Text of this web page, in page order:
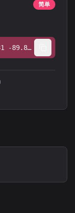
简单
setpos -735.968750 -1859.403931 -89.801575;setang -25.339020 93.646278 0.000000